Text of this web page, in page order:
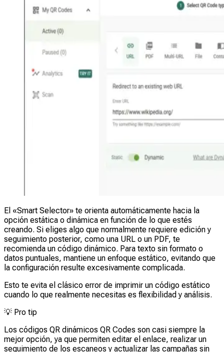
El «Smart Selector» te orienta automáticamente hacia la
opción estática o dinámica en función de lo que estés
creando. Si eliges algo que normalmente requiere edición y
seguimiento posterior, como una URL o un PDF, te
recomienda un código dinámico. Para texto sin formato o
datos puntuales, mantiene un enfoque estático, evitando que
la configuración resulte excesivamente complicada.
Esto te evita el clásico error de imprimir un código estático
cuando lo que realmente necesitas es flexibilidad y análisis.
💡 Pro tip
Los códigos QR dinámicos QR Codes son casi siempre la
mejor opción, ya que permiten editar el enlace, realizar un
seguimiento de los escaneos y actualizar las campañas sin